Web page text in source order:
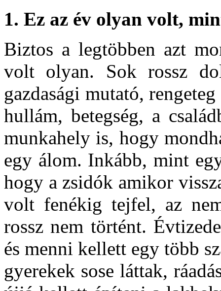
1. Ez az év olyan volt,
Biztos a legtöbben azt
volt olyan. Sok rossz
gazdasági mutató,
hullám, betegség, a
munkahely is, hogy
egy álom. Inkább, mint
hogy a zsidók amikor
volt fenékig tejfel, az
rossz nem történt.
és menni kellett egy több
gyerekek sose láttak,